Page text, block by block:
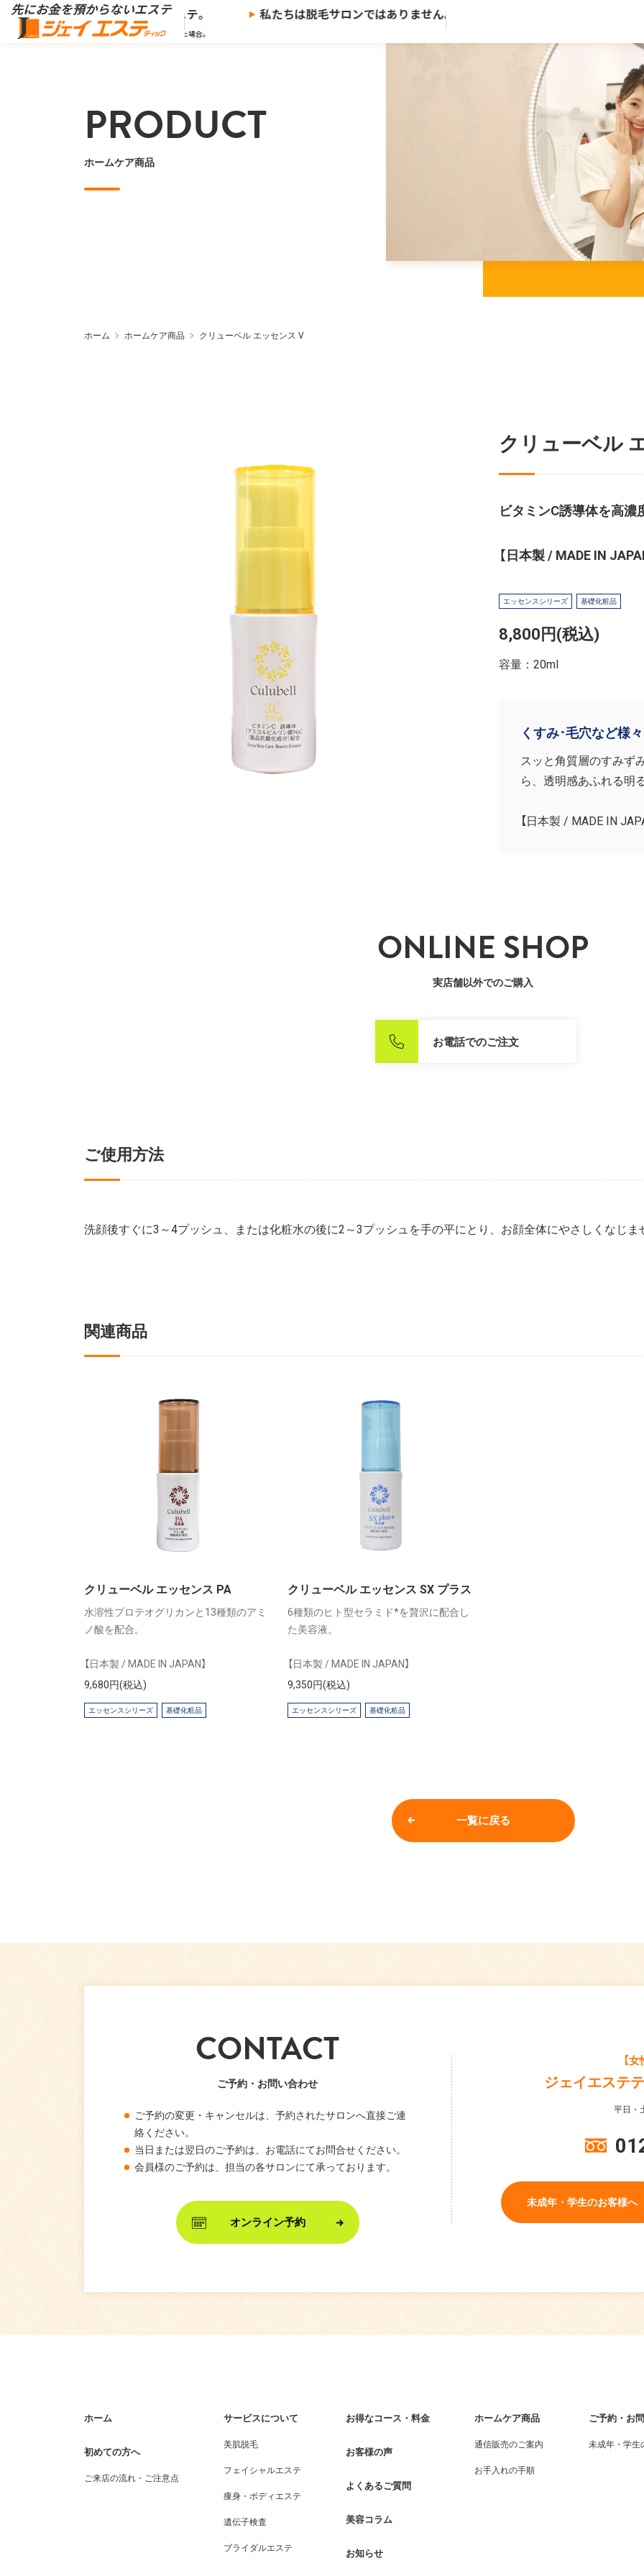
らないエステ、※ ジェイエステ。
※当社の推奨する支払い方法で決済した場合。
私たちは脱毛サロンではありません。歴史ある老舗トータルビューティーサロ
PRODUCT
ホームケア商品
ホーム ホームケア商品 クリューベル エッセンス V
クリューベル
ビタミンC誘導体を高濃
【日本製 / MADE IN
エッセンスシリーズ 基礎化粧品
8,800円(税込)
容量：20ml
くすみ･毛穴など様
スッと角質層のすみず
ら、透明感あふれる明
【日本製 / MADE IN
ONLINE SHOP
実店舗以外でのご購入
お電話でのご注文
ご使用方法
洗顔後すぐに3～4プッシュ、または化粧水の後に2～3プッシュを手の平にとり、お顔全体にやさしくなじま
関連商品
クリューベル エッセンス PA
水溶性プロテオグリカンと13種類のアミ
ノ酸を配合。
【日本製 / MADE IN JAPAN】
9,680円(税込)
エッセンスシリーズ 基礎化粧品
クリューベル エッセンス SX プラス
6種類のヒト型セラミド*を贅沢に配合し
た美容液。
【日本製 / MADE IN JAPAN】
9,350円(税込)
エッセンスシリーズ 基礎化粧品
一覧に戻る
CONTACT
ご予約・お問い合わせ
ご予約の変更・キャンセルは、予約されたサロンへ直接ご連
絡ください。
当日または翌日のご予約は、お電話にてお問合せください。
会員様のご予約は、担当の各サロンにて承っております。
オンライン予約
【
ジェイエステ
平日・
未成年・学生のお客様へ
ホーム
初めての方へ
ご来店の流れ・ご注意点
サービスについて
美肌脱毛
フェイシャルエステ
痩身・ボディエステ
遺伝子検査
ブライダルエステ
お得なコース・料金
お客様の声
よくあるご質問
美容コラム
お知らせ
ホームケア商品
通信販売のご案内
お手入れの手順
ご予約・お
未成年・学生